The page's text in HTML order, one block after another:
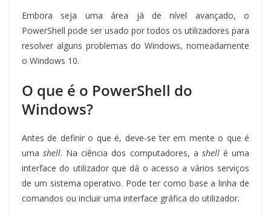
Embora seja uma área já de nível avançado, o
PowerShell pode ser usado por todos os utilizadores para
resolver alguns problemas do Windows, nomeadamente
o Windows 10.
O que é o PowerShell do
Windows?
Antes de definir o que é, deve-se ter em mente o que é
umashell. Na ciência dos computadores, a shellé uma
interface do utilizador que dá o acesso a vários serviços
de um sistema operativo. Pode ter como base a linha de
comandos ou incluir uma interface gráfica do utilizador.